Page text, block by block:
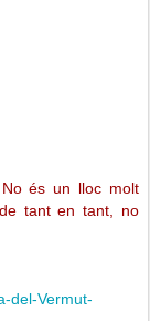
és un lloc molt
tant en tant, no
del-Vermut-